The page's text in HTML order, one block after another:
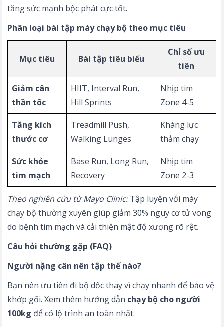
tăng sức mạnh bộc phát cực tốt.
Phân loại bài tập máy chạy bộ theo mục tiêu
Mục tiêu Bài tập tiêu biểu
Chỉ số ưu
tiên
Giảm cân
thần tốc
HIIT, Interval Run,
Hill Sprints
Nhịp tim
Zone 4-5
Tăng kích
thước cơ
Treadmill Push,
Walking Lunges
Kháng lực
thảm chạy
Sức khỏe
tim mạch
Base Run, Long Run,
Recovery
Nhịp tim
Zone 2-3
Theo nghiên cứu từ Mayo Clinic:Tập luyện với máy
chạy bộ thường xuyên giúp giảm 30% nguy cơ tử vong
do bệnh tim mạch và cải thiện mật độ xương rõ rệt.
Câu hỏi thường gặp (FAQ)
Người nặng cân nên tập thế nào?
Bạn nên ưu tiên đi bộ dốc thay vì chạy nhanh để bảo vệ
khớp gối. Xem thêm hướng dẫn chạy bộ cho người
100kg để có lộ trình an toàn nhất.